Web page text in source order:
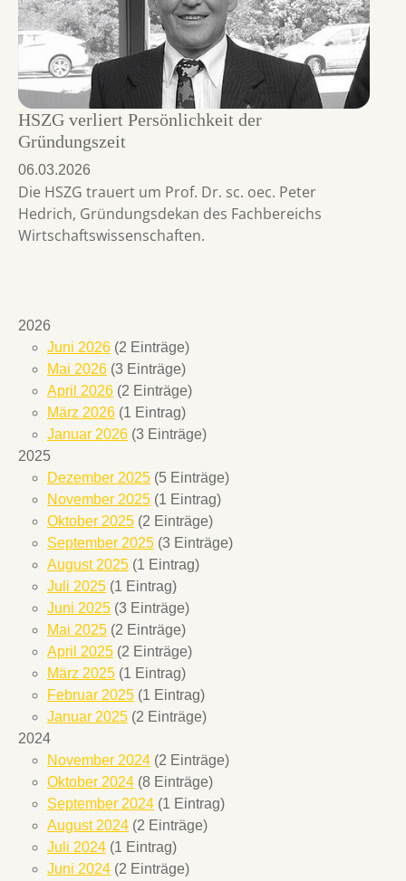
HSZG verliert Persönlichkeit der
Gründungszeit
06.03.2026
Die HSZG trauert um Prof. Dr. sc. oec. Peter
Hedrich, Gründungsdekan des Fachbereichs
Wirtschaftswissenschaften.
2026
Juni 2026 (2 Einträge)
Mai 2026 (3 Einträge)
April 2026 (2 Einträge)
März 2026 (1 Eintrag)
Januar 2026 (3 Einträge)
2025
Dezember 2025 (5 Einträge)
November 2025 (1 Eintrag)
Oktober 2025 (2 Einträge)
September 2025 (3 Einträge)
August 2025 (1 Eintrag)
Juli 2025 (1 Eintrag)
Juni 2025 (3 Einträge)
Mai 2025 (2 Einträge)
April 2025 (2 Einträge)
März 2025 (1 Eintrag)
Februar 2025 (1 Eintrag)
Januar 2025 (2 Einträge)
2024
November 2024 (2 Einträge)
Oktober 2024 (8 Einträge)
September 2024 (1 Eintrag)
August 2024 (2 Einträge)
Juli 2024 (1 Eintrag)
Juni 2024 (2 Einträge)